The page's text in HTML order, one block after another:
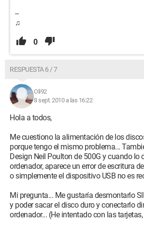
--
♫
0
RESPUESTA 6 / 7
Oli92
8 sept. 2010 a las 16:22
Hola a todos,
Me cuestiono la alimentación de los
porque tengo el mismo problema...
Design Neil Poulton de 500G y cuando lo
ordenador, aparece un error de escritura
o simplemente el dispositivo USB no es
Mi pregunta... Me gustaría desmontarlo
y poder sacar el disco duro y conectarlo
ordenador... (He intentado con las